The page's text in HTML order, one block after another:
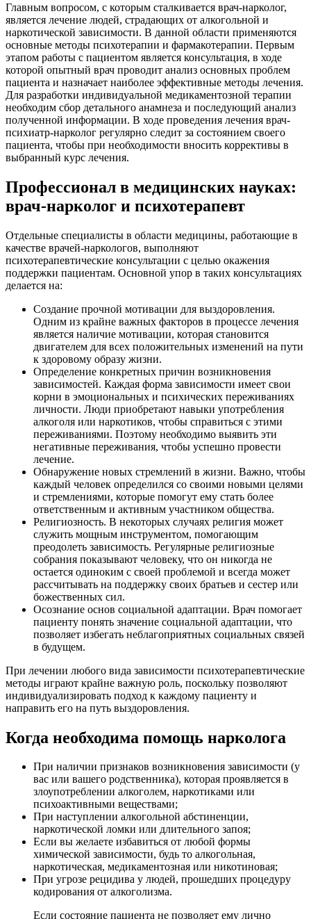
Главным вопросом, с которым сталкивается врач-нарколог,
является лечение людей, страдающих от алкогольной и
наркотической зависимости. В данной области применяются
основные методы психотерапии и фармакотерапии. Первым
этапом работы с пациентом является консультация, в ходе
которой опытный врач проводит анализ основных проблем
пациента и назначает наиболее эффективные методы лечения.
Для разработки индивидуальной медикаментозной терапии
необходим сбор детального анамнеза и последующий анализ
полученной информации. В ходе проведения лечения врач-
психиатр-нарколог регулярно следит за состоянием своего
пациента, чтобы при необходимости вносить коррективы в
выбранный курс лечения.
Профессионал в медицинских науках:
врач-нарколог и психотерапевт
Отдельные специалисты в области медицины, работающие в
качестве врачей-наркологов, выполняют
психотерапевтические консультации с целью окажения
поддержки пациентам. Основной упор в таких консультациях
делается на:
Создание прочной мотивации для выздоровления.
Одним из крайне важных факторов в процессе лечения
является наличие мотивации, которая становится
двигателем для всех положительных изменений на пути
к здоровому образу жизни.
Определение конкретных причин возникновения
зависимостей. Каждая форма зависимости имеет свои
корни в эмоциональных и психических переживаниях
личности. Люди приобретают навыки употребления
алкоголя или наркотиков, чтобы справиться с этими
переживаниями. Поэтому необходимо выявить эти
негативные переживания, чтобы успешно провести
лечение.
Обнаружение новых стремлений в жизни. Важно, чтобы
каждый человек определился со своими новыми целями
и стремлениями, которые помогут ему стать более
ответственным и активным участником общества.
Религиозность. В некоторых случаях религия может
служить мощным инструментом, помогающим
преодолеть зависимость. Регулярные религиозные
собрания показывают человеку, что он никогда не
остается одиноким с своей проблемой и всегда может
рассчитывать на поддержку своих братьев и сестер или
божественных сил.
Осознание основ социальной адаптации. Врач помогает
пациенту понять значение социальной адаптации, что
позволяет избегать неблагоприятных социальных связей
в будущем.
При лечении любого вида зависимости психотерапевтические
методы играют крайне важную роль, поскольку позволяют
индивидуализировать подход к каждому пациенту и
направить его на путь выздоровления.
Когда необходима помощь нарколога
При наличии признаков возникновения зависимости (у
вас или вашего родственника), которая проявляется в
злоупотреблении алкоголем, наркотиками или
психоактивными веществами;
При наступлении алкогольной абстиненции,
наркотической ломки или длительного запоя;
Если вы желаете избавиться от любой формы
химической зависимости, будь то алкогольная,
наркотическая, медикаментозная или никотиновая;
При угрозе рецидива у людей, прошедших процедуру
кодирования от алкоголизма.
Если состояние пациента не позволяет ему лично